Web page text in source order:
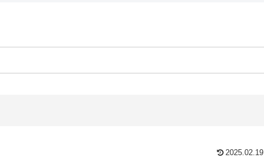
2025.02.19